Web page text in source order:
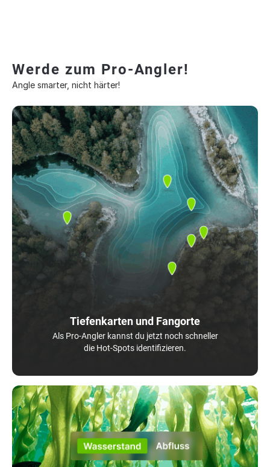
Werde zum Pro-Angler!
Angle smarter, nicht härter!
Tiefenkarten und Fangorte
Als Pro-Angler kannst du jetzt noch schneller
die Hot-Spots identifizieren.